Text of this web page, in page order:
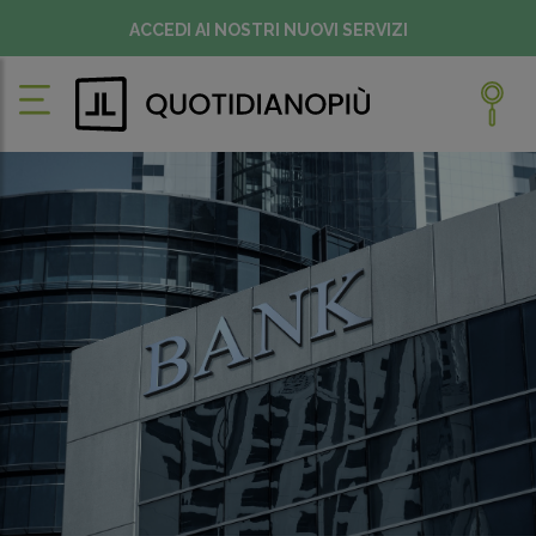
ACCEDI AI NOSTRI NUOVI SERVIZI